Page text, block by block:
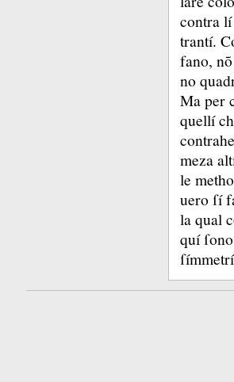
contra
trantí.
fano,
no
Ma per
quellí
meza
le
uero ſí
la qual
quí